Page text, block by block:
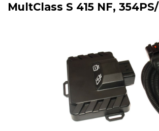
MultClass S 415 NF, 354PS/